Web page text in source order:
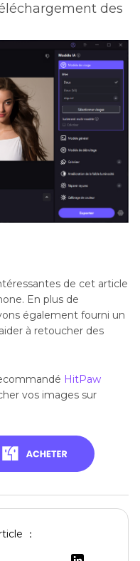
des
de cet article
En plus de
également fourni un
à retoucher des
HitPaw
vos images sur
：